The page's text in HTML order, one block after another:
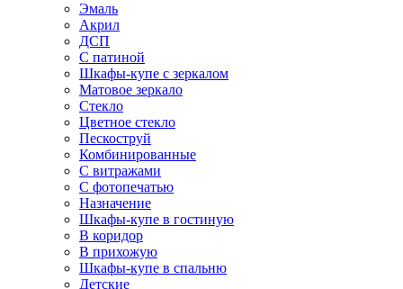
Эмаль
Акрил
ДСП
С патиной
Шкафы-купе с зеркалом
Матовое зеркало
Стекло
Цветное стекло
Пескоструй
Комбинированные
С витражами
С фотопечатью
Назначение
Шкафы-купе в гостиную
В коридор
В прихожую
Шкафы-купе в спальню
Детские